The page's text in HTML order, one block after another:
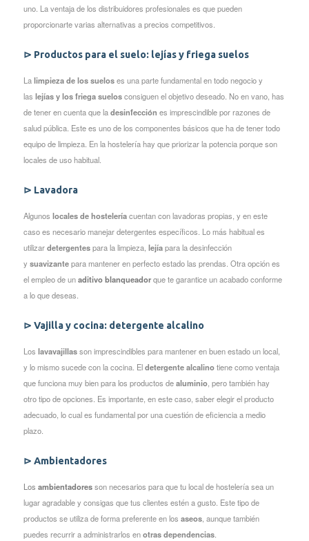
uno. La ventaja de los distribuidores profesionales es que pueden
proporcionarte varias alternativas a precios competitivos.
⊳ Productos para el suelo: lejías y friega suelos
Lalimpieza de los sueloses una parte fundamental en todo negocio y
las lejías y los friega suelosconsiguen el objetivo deseado. No en vano, has
de tener en cuenta que ladesinfección es imprescindible por razones de
salud pública. Este es uno de los componentes básicos que ha de tener todo
equipo de limpieza. En la hostelería hay que priorizar la potencia porque son
locales de uso habitual.
⊳ Lavadora
Algunos locales de hosteleríacuentan con lavadoras propias, y en este
caso es necesario manejar detergentes específicos. Lo más habitual es
utilizardetergentespara la limpieza, lejíapara la desinfección
y suavizantepara mantener en perfecto estado las prendas. Otra opción es
el empleo de unaditivo blanqueadorque te garantice un acabado conforme
a lo que deseas.
⊳ Vajilla y cocina: detergente alcalino
Los lavavajillasson imprescindibles para mantener en buen estado un local,
y lo mismo sucede con la cocina. Eldetergente alcalinotiene como ventaja
que funciona muy bien para los productos dealuminio, pero también hay
otro tipo de opciones. Es importante, en este caso, saber elegir el producto
adecuado, lo cual es fundamental por una cuestión de eficiencia a medio
plazo.
⊳ Ambientadores
Los ambientadoresson necesarios para que tu local de hostelería sea un
lugar agradable y consigas que tus clientes estén a gusto. Este tipo de
productos se utiliza de forma preferente en los aseos, aunque también
puedes recurrir a administrarlos enotras dependencias.